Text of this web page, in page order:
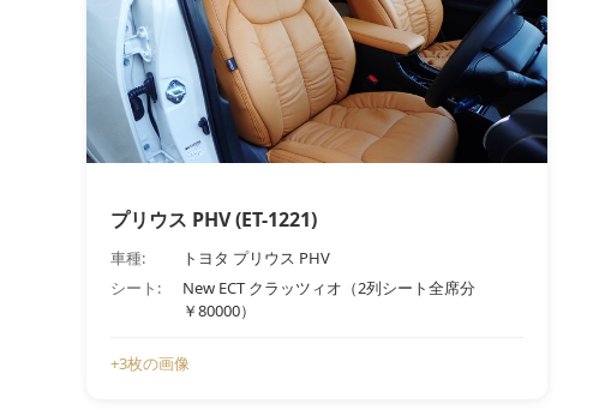
プリウス PHV (ET-1221)
車種:
トヨタ プリウス PHV
シート:
New ECT クラッツィオ（2列シート全席分
￥80000）
+3枚の画像